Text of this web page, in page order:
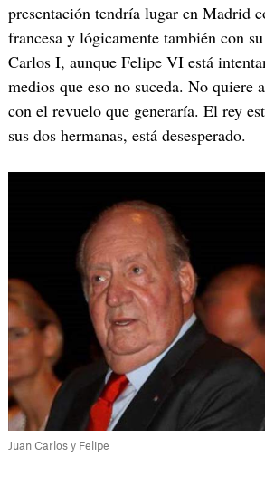
presentación tendría lugar en Madrid
francesa y lógicamente también con
Carlos I, aunque Felipe VI está
medios que eso no suceda. No quiere
con el revuelo que generaría. El rey
sus dos hermanas, está desesperado.
Juan Carlos y Felipe